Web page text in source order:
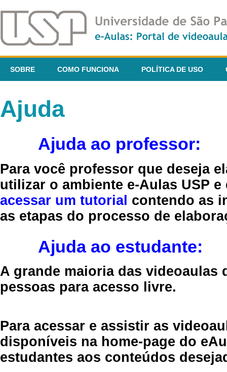
SOBRE COMO FUNCIONA POLÍTICA DE USO
Ajuda
Ajuda ao professor:
Para você professor que deseja
utilizar o ambiente e-Aulas USP
acessar um tutorial contendo as
as etapas do processo de
Ajuda ao estudante:
A grande maioria das videoaulas
pessoas para acesso livre.
Para acessar e assistir as
disponíveis na home-page do
estudantes aos conteúdos